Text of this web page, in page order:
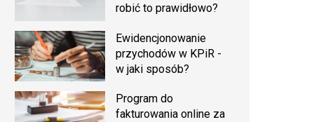
robić to prawidłowo?
Ewidencjonowanie
przychodów w KPiR -
w jaki sposób?
Program do
fakturowania online za